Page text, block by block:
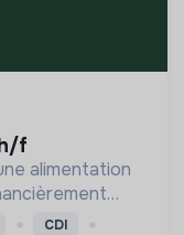
f
alimentation
CDI